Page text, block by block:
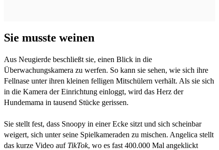
Sie musste weinen
Aus Neugierde beschließt sie, einen Blick in die
Überwachungskamera zu werfen. So kann sie sehen, wie sich ihre
Fellnase unter ihren kleinen felligen Mitschülern verhält. Als sie sich
in die Kamera der Einrichtung einloggt, wird das Herz der
Hundemama in tausend Stücke gerissen.
Sie stellt fest, dass Snoopy in einer Ecke sitzt und sich scheinbar
weigert, sich unter seine Spielkameraden zu mischen. Angelica stellt
das kurze Video auf TikTok, wo es fast 400.000 Mal angeklickt